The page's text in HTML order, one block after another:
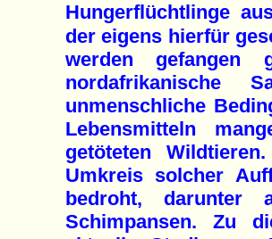
Hungerflüchtlinge
der eigens hierfür
werden gefangen
nordafrikanische
unmenschliche
Lebensmitteln
getöteten
Umkreis solcher
bedroht, darunter
Schimpansen. Zu